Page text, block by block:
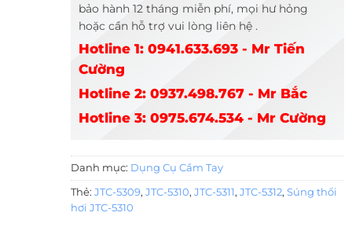
bảo hành 12 tháng miễn phí, mọi hư hỏng
hoặc cần hỗ trợ vui lòng liên hệ .
Hotline 1: 0941.633.693 - Mr Tiến
Cường
Hotline 2: 0937.498.767 - Mr Bắc
Hotline 3: 0975.674.534 - Mr Cường
Danh mục: Dụng Cụ Cầm Tay
Thẻ: JTC-5309, JTC-5310, JTC-5311, JTC-5312, Súng thổi
hơi JTC-5310